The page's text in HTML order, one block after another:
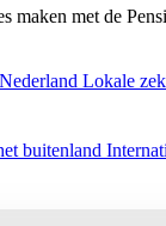
maken met de
Lokale
buitenland